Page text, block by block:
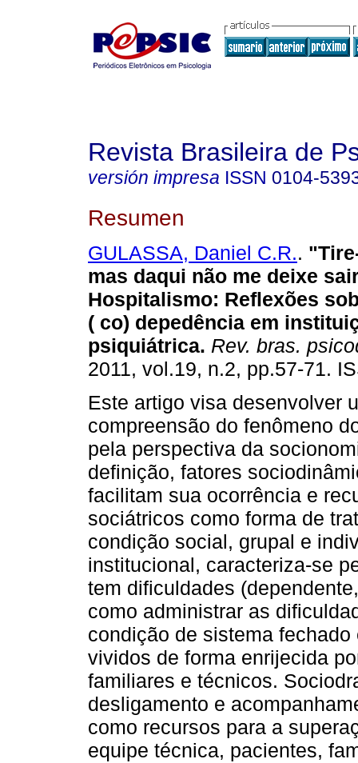
Revista Brasileira de
versión impresa ISSN 0104-
Resumen
GULASSA, Daniel C.R..
mas daqui não me deixe
Hospitalismo: Reflexões
( co) depedência em
psiquiátrica. Rev. bras.
2011, vol.19, n.2, pp.57-71.
Este artigo visa desenvolver
compreensão do fenômeno
pela perspectiva da
definição, fatores
facilitam sua ocorrência e
sociátricos como forma de
condição social, grupal e
institucional, caracteriza-se
tem dificuldades
como administrar as
condição de sistema
vividos de forma enrijecida
familiares e técnicos.
desligamento e
como recursos para a
equipe técnica, pacientes,